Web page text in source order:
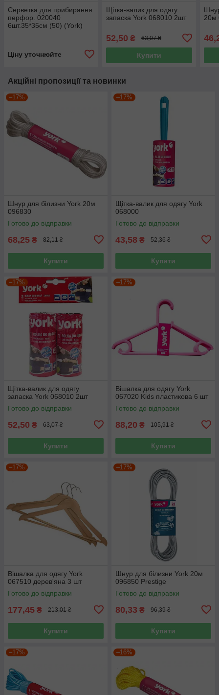
Серветка для прибирання
перфор. 020040
6шт.35*35см (50) (York)
Ціну уточнюйте
Щітка-валик для одягу
запаска York 068010 2шт
52,50 ₴ 63,07 ₴
Купити
20м
Акційні пропозиції та новинки
–17%
Шнур для білизни York 20м
096830
Готово до відправки
68,25 ₴ 82,11 ₴
Купити
–17%
Щітка-валик для одягу York
068000
Готово до відправки
43,58 ₴ 52,36 ₴
Купити
–17%
Щітка-валик для одягу
запаска York 068010 2шт
Готово до відправки
52,50 ₴ 63,07 ₴
Купити
–17%
Вішалка для одягу York
067020 Kids пластикова 6 шт
Готово до відправки
88,20 ₴ 105,91 ₴
Купити
–17%
Вішалка для одягу York
067510 дерев'яна 3 шт
Готово до відправки
177,45 ₴ 213,01 ₴
Купити
–17%
Шнур для білизни York 20м
096850 Prestige
Готово до відправки
80,33 ₴ 96,39 ₴
Купити
–17% –16%